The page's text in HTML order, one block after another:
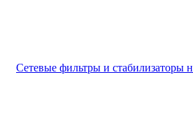
Сетевые фильтры и стабилизаторы